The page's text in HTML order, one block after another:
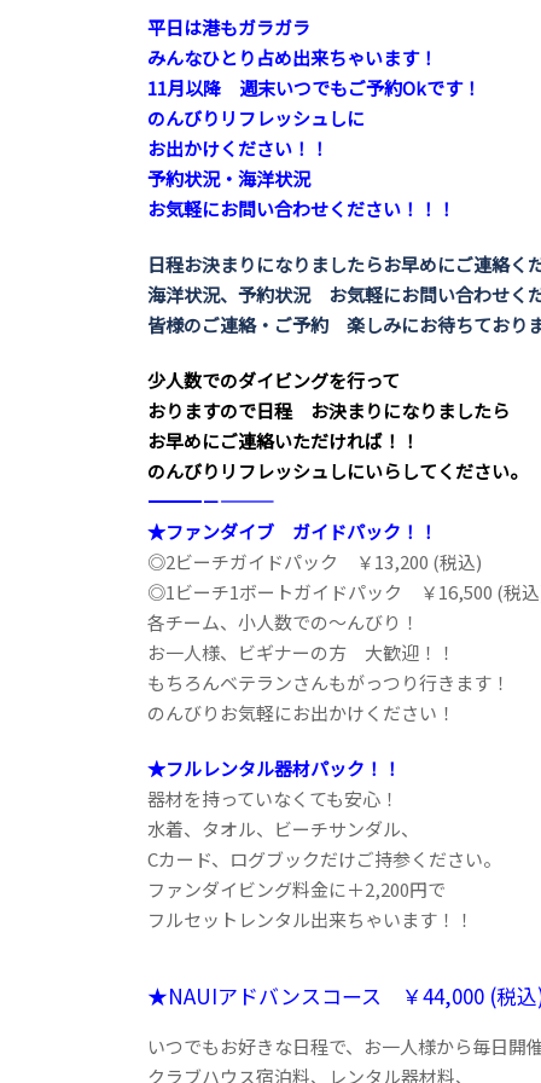
平日は港もガラガラ
みんなひとり占め出来ちゃいます！
11月以降 週末いつでもご予約Okです！
のんびりリフレッシュしに
お出かけください！！
予約状況・海洋状況
お気軽にお問い合わせください！！！
日程お決まりになりましたらお早めにご連絡く
海洋状況、予約状況 お気軽にお問い合わせく
皆様のご連絡・ご予約 楽しみにお待ちており
少人数でのダイビングを行って
おりますので日程 お決まりになりましたら
お早めにご連絡いただければ！！
のんびりリフレッシュしにいらしてください。
――――――――――――――――――――－－―――
★ファンダイブ ガイドパック！！
◎2ビーチガイドパック ￥13,200 (税込)
◎1ビーチ1ボートガイドパック ￥16,500 (税
各チーム、小人数での～んびり！
お一人様、ビギナーの方 大歓迎！！
もちろんベテランさんもがっつり行きます！
のんびりお気軽にお出かけください！
★フルレンタル器材パック！！
器材を持っていなくても安心！
水着、タオル、ビーチサンダル、
Cカード、ログブックだけご持参ください。
ファンダイビング料金に＋2,200円で
フルセットレンタル出来ちゃいます！！
★NAUIアドバンスコース ￥44,000 (税
いつでもお好きな日程で、お一人様から毎日開
クラブハウス宿泊料、レンタル器材料、